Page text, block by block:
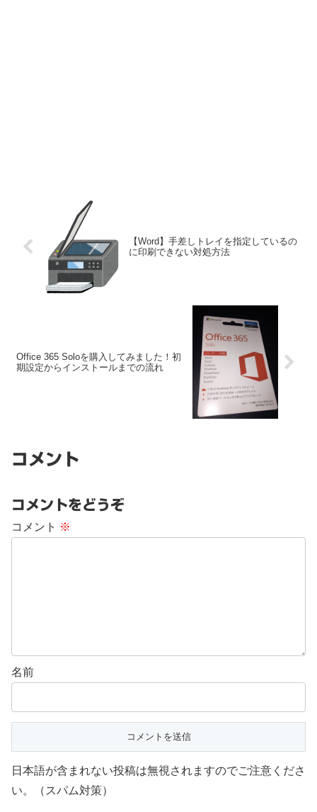
【Word】手差しトレイを指定しているの
に印刷できない対処方法
Office 365 Soloを購入してみました！初
期設定からインストールまでの流れ
コメント
コメントをどうぞ
コメント ※
名前
日本語が含まれない投稿は無視されますのでご注意くださ
い。（スパム対策）